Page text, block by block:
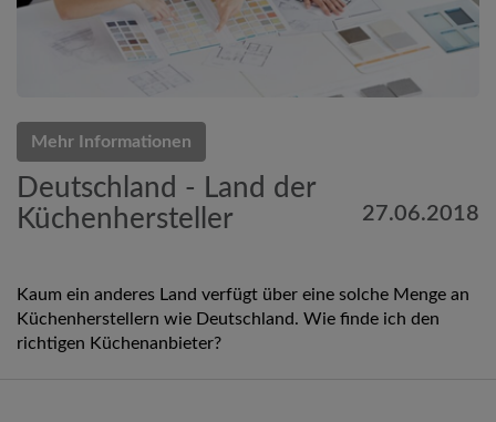
Mehr Informationen
Deutschland - Land der
Küchenhersteller
27.06.2018
Kaum ein anderes Land verfügt über eine solche Menge an
Küchenherstellern wie Deutschland. Wie finde ich den
richtigen Küchenanbieter?